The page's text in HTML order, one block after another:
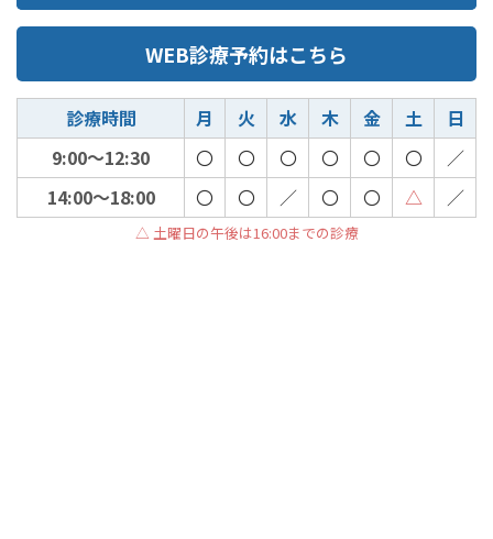
WEB診療予約はこちら
診療時間 月 火 水 木 金 土
日
9:00～12:30
〇 〇 〇 〇 〇 〇
／
14:00～18:00
〇 〇 ／ 〇 〇 △ ／
△ 土曜日の午後は16:00までの診療